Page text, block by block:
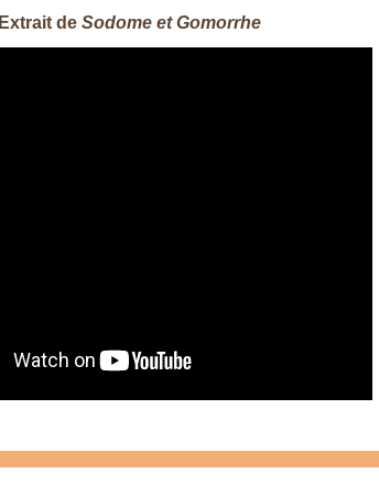
Extrait deSodome et Gomorrhe